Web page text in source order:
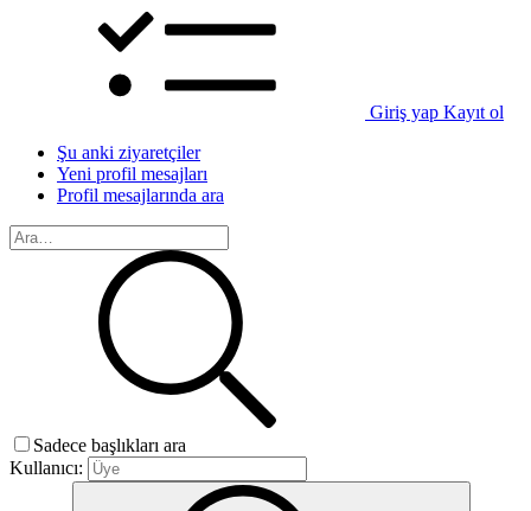
Giriş yap Kayıt ol
Şu anki ziyaretçiler
Yeni profil mesajları
Profil mesajlarında ara
Sadece başlıkları ara
Kullanıcı: